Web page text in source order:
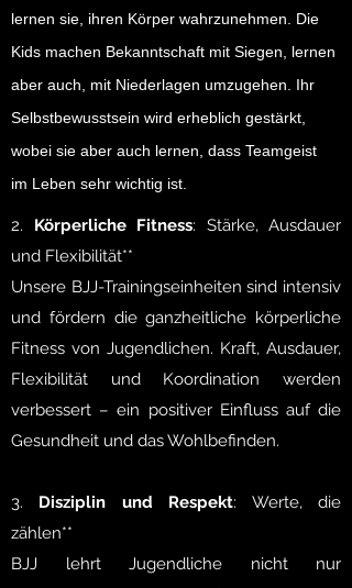
lernen sie, ihren Körper wahrzunehmen. Die
Kids machen Bekanntschaft mit Siegen, lernen
aber auch, mit Niederlagen umzugehen. Ihr
Selbstbewusstsein wird erheblich gestärkt,
wobei sie aber auch lernen, dass Teamgeist
im Leben sehr wichtig ist.
2. Körperliche Fitness: Stärke, Ausdauer
und Flexibilität**
Unsere BJJ-Trainingseinheiten sind intensiv
und fördern die ganzheitliche körperliche
Fitness von Jugendlichen. Kraft, Ausdauer,
Flexibilität und Koordination werden
verbessert – ein positiver Einfluss auf die
Gesundheit und das Wohlbefinden.
3. Disziplin und Respekt: Werte, die
zählen**
BJJ lehrt Jugendliche nicht nur